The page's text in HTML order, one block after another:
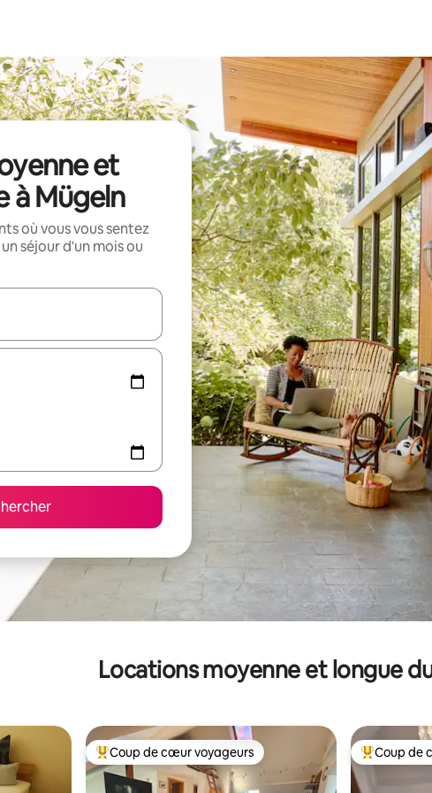
et
à Mügeln
où vous vous sentez
séjour d'un mois ou
utilisez les flèches vers le haut et vers le bas pour les parcourir ou
Locations moyenne et longue
appréciés Coups de cœur voyageurs les plus appréciés
Coup de cœur voyageurs Coups de
Coup de